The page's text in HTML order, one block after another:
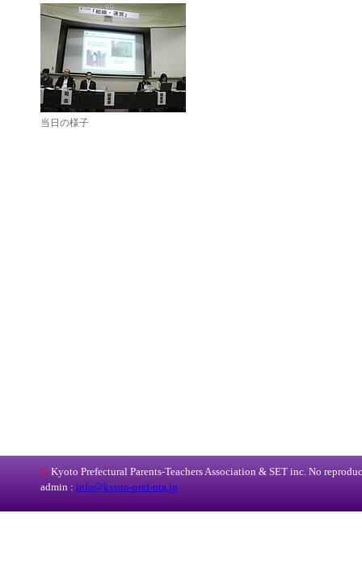
当日の様子
© Kyoto Prefectural Parents-Teachers Association & SET inc. No
admin : info@kyoto-pref-pta.jp